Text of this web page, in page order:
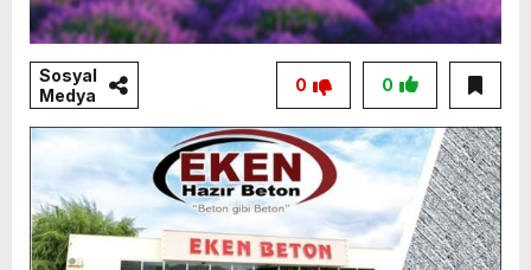
Sosyal
Medya
0
0